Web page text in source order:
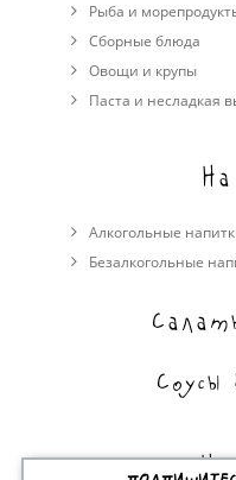
Рыба и
Сборные блюда
Овощи и крупы
Паста и несладкая
Алкогольные
Безалкогольные
На